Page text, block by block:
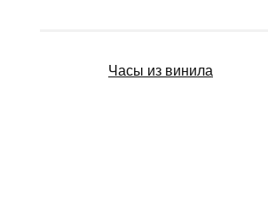
Часы из винила